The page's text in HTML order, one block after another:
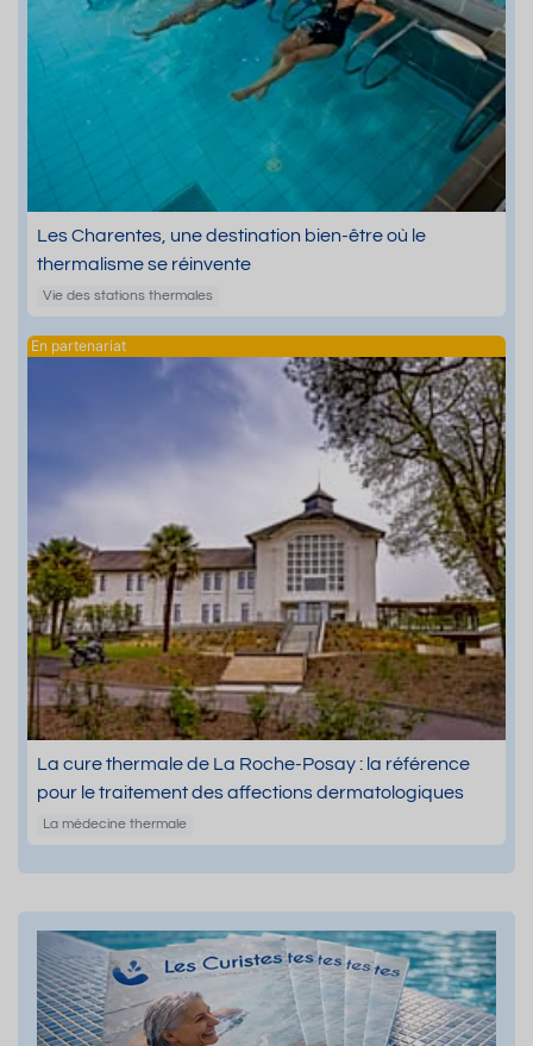
Les Charentes, une destination bien-être où le
thermalisme se réinvente
Vie des stations thermales
La cure thermale de La Roche-Posay : la référence
pour le traitement des affections dermatologiques
La médecine thermale